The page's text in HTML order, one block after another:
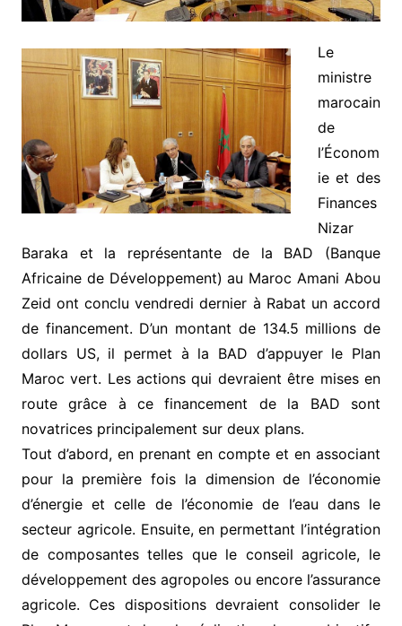
Le
ministre
marocain
de
l’Économ
ie et des
Finances
Nizar
Baraka et la représentante de la BAD (Banque
Africaine de Développement) au Maroc Amani Abou
Zeid ont conclu vendredi dernier à Rabat un accord
de financement. D’un montant de 134.5 millions de
dollars US, il permet à la BAD d’appuyer le Plan
Maroc vert. Les actions qui devraient être mises en
route grâce à ce financement de la BAD sont
novatrices principalement sur deux plans.
Tout d’abord, en prenant en compte et en associant
pour la première fois la dimension de l’économie
d’énergie et celle de l’économie de l’eau dans le
secteur agricole. Ensuite, en permettant l’intégration
de composantes telles que le conseil agricole, le
développement des agropoles ou encore l’assurance
agricole. Ces dispositions devraient consolider le